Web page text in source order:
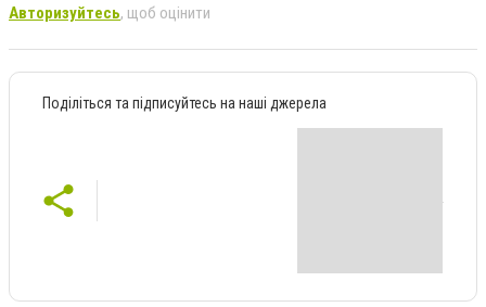
Авторизуйтесь, щоб оцінити
Поділіться та підписуйтесь на наші джерела